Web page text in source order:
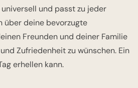
und passt zu jeder
über deine bevorzugte
Freunden und deiner Familie
Zufriedenheit zu wünschen. Ein
erhellen kann.